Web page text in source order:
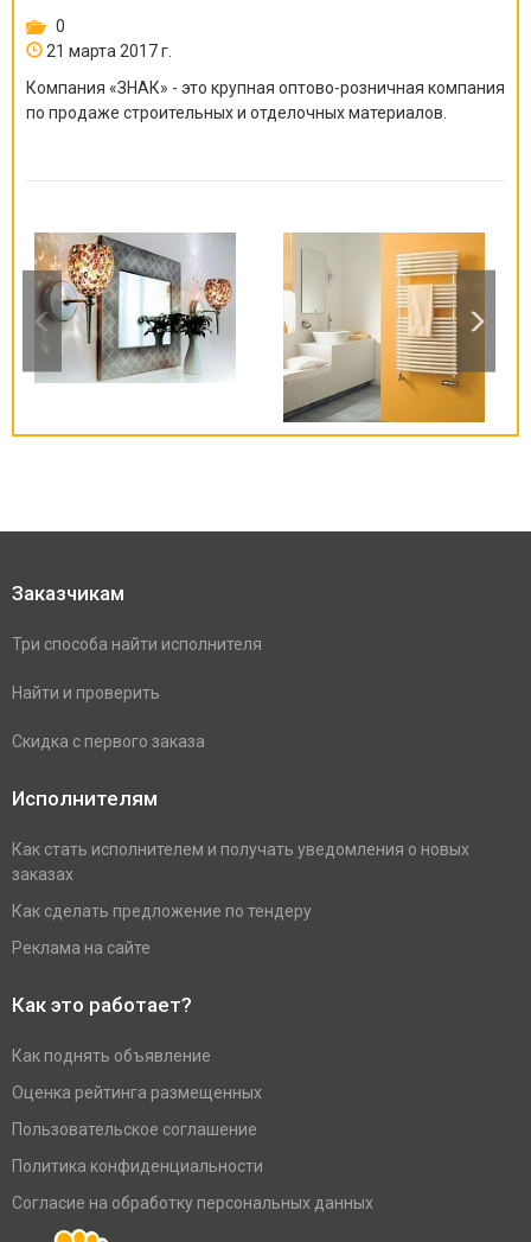
0
21 марта 2017 г.
Компания «ЗНАК» - это крупная оптово-розничная компания
по продаже строительных и отделочных материалов.
Заказчикам
Три способа найти исполнителя
Найти и проверить
Скидка с первого заказа
Исполнителям
Как стать исполнителем и получать уведомления о новых
заказах
Как сделать предложение по тендеру
Реклама на сайте
Как это работает?
Как поднять объявление
Оценка рейтинга размещенных
Пользовательское соглашение
Политика конфиденциальности
Согласие на обработку персональных данных